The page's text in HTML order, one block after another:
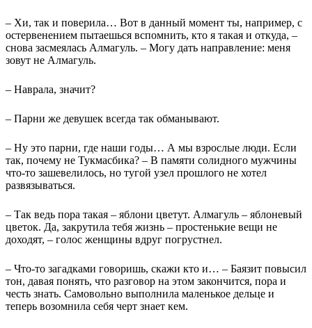
– Хи, так и поверила… Вот в данный момент ты, например, с
остервенением пытаешься вспомнить, кто я такая и откуда, –
снова засмеялась Алмагуль. – Могу дать направление: меня
зовут не Алмагуль.
– Наврала, значит?
– Парни же девушек всегда так обманывают.
– Ну это парни, где наши годы… А мы взрослые люди. Если
так, почему не Тукмасбика? – В памяти солидного мужчины
что-то зашевелилось, но тугой узел прошлого не хотел
развязываться.
– Так ведь пора такая – яблони цветут. Алмагуль – яблоневый
цветок. Да, закрутила тебя жизнь – простенькие вещи не
доходят, – голос женщины вдруг погрустнел.
– Что-то загадками говоришь, скажи кто и… – Баязит повысил
тон, давая понять, что разговор на этом закончится, пора и
честь знать. Самовольно выполнила маленькое дельце и
теперь возомнила себя черт знает кем.